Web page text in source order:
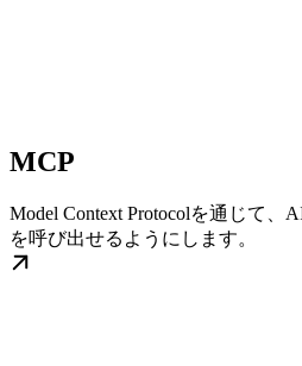
MCP
Model Context Protocolを通じて、
を呼び出せるようにします。